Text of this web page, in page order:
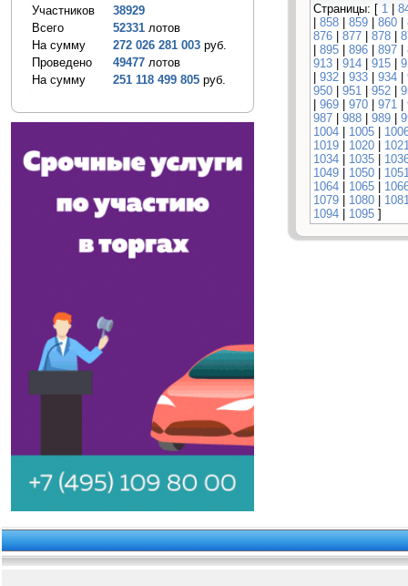
Участников
38929
Всего
52331 лотов
На сумму
272 026 281 003 руб.
Проведено
49477 лотов
На сумму
251 118 499 805 руб.
Страницы: [ 1 |
| 858 | 859 | 860 |
876 | 877 | 878 |
| 895 | 896 | 897 |
913 | 914 | 915 |
| 932 | 933 | 934 |
950 | 951 | 952 |
| 969 | 970 | 971 |
987 | 988 | 989 |
1004 | 1005 |
1019 | 1020 |
1034 | 1035 |
1049 | 1050 |
1064 | 1065 |
1079 | 1080 |
1094 | 1095 ]